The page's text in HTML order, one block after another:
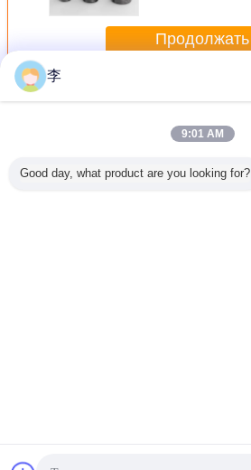
Продолжать
Больше
李
9:01 AM
Good day, what product are you looking for?